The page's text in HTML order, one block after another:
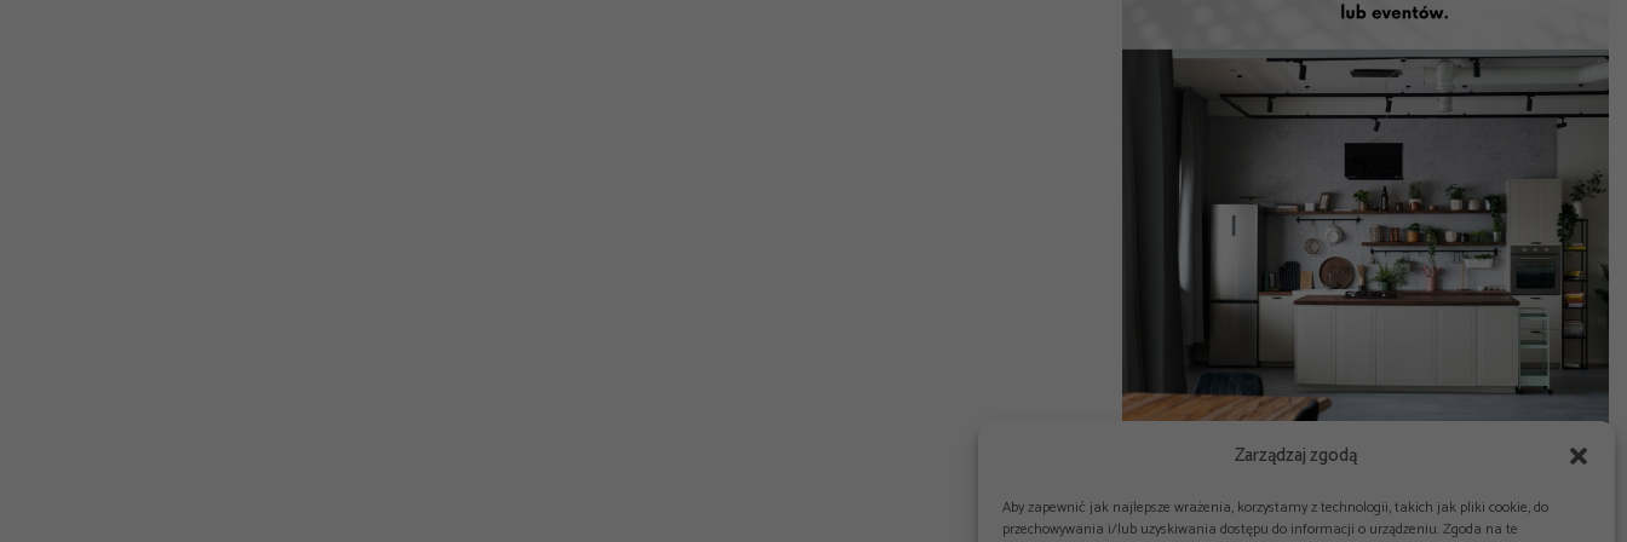
Zarządzaj zgodą
Aby zapewnić jak najlepsze wrażenia, korzystamy z technologii, takich jak pliki cookie, do
przechowywania i/lub uzyskiwania dostępu do informacji o urządzeniu. Zgoda na te